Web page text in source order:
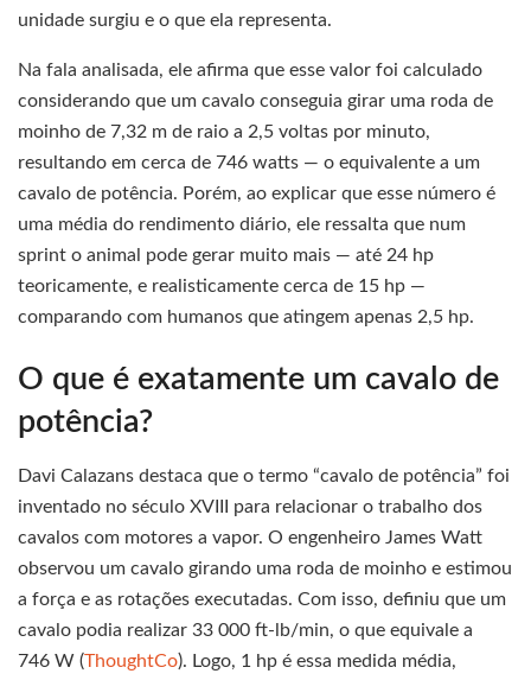
unidade surgiu e o que ela representa.
Na fala analisada, ele afirma que esse valor foi calculado
considerando que um cavalo conseguia girar uma roda de
moinho de 7,32 m de raio a 2,5 voltas por minuto,
resultando em cerca de 746 watts — o equivalente a um
cavalo de potência. Porém, ao explicar que esse número é
uma média do rendimento diário, ele ressalta que num
sprint o animal pode gerar muito mais — até 24 hp
teoricamente, e realisticamente cerca de 15 hp —
comparando com humanos que atingem apenas 2,5 hp.
O que é exatamente um cavalo de
potência?
Davi Calazans destaca que o termo “cavalo de potência” foi
inventado no século XVIII para relacionar o trabalho dos
cavalos com motores a vapor. O engenheiro James Watt
observou um cavalo girando uma roda de moinho e estimou
a força e as rotações executadas. Com isso, definiu que um
cavalo podia realizar 33 000 ft‑lb/min, o que equivale a
746 W (ThoughtCo). Logo, 1 hp é essa medida média,